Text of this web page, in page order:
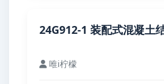
24G912-1 装配式混凝土
唯i柠檬